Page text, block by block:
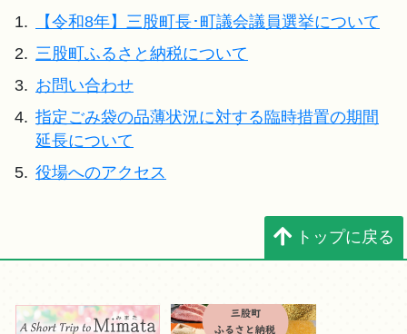
1.
【令和8年】三股町長･町議会議員選挙について
2. 三股町ふるさと納税について
3. お問い合わせ
4. 指定ごみ袋の品薄状況に対する臨時措置の期間
延長について
5. 役場へのアクセス
トップに戻る